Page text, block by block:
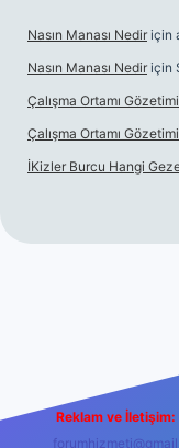
Nasın Manası Nedir için
Nasın Manası Nedir için
Çalışma Ortamı
Çalışma Ortamı
İKizler Burcu Hangi
Reklam ve İletişim: